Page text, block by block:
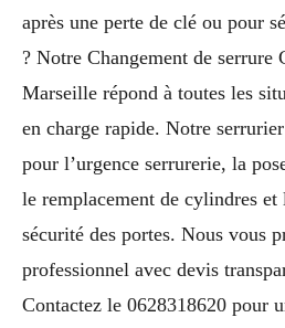
après une perte de clé ou pour
? Notre Changement de serrure
Marseille répond à toutes les
en charge rapide. Notre
pour l’urgence serrurerie, la
le remplacement de cylindres
sécurité des portes. Nous vous
professionnel avec devis
Contactez le 0628318620 pour